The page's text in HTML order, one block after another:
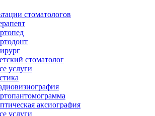
стоматологов
стоматолог
услуги
аксиография
услуги